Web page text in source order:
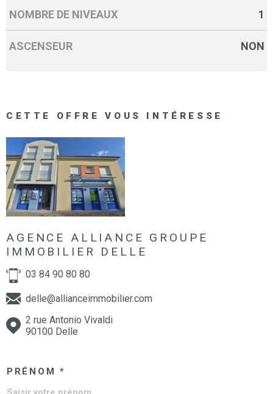
NOMBRE DE NIVEAUX 1
ASCENSEUR NON
CETTE OFFRE VOUS INTÉRESSE
AGENCE ALLIANCE GROUPE
IMMOBILIER DELLE
03 84 90 80 80
delle@allianceimmobilier.com
2 rue Antonio Vivaldi
90100 Delle
PRÉNOM *